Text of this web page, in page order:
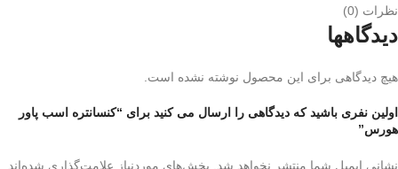
نظرات (0)
دیدگاهها
هیچ دیدگاهی برای این محصول نوشته نشده است.
اولین نفری باشید که دیدگاهی را ارسال می کنید برای “کنسانتره اسب پاور
هورس”
نشانی ایمیل شما منتشر نخواهد شد. بخش‌های موردنیاز علامت‌گذاری شده‌اند